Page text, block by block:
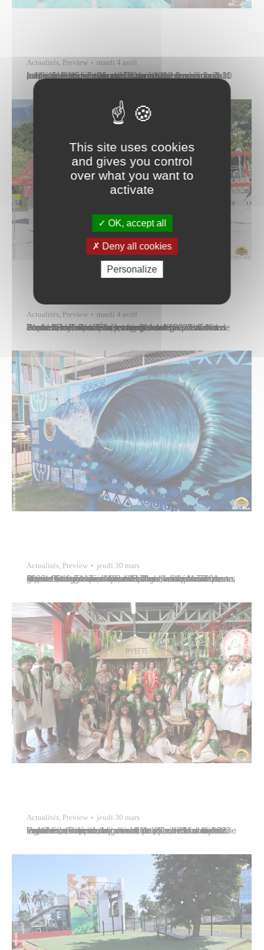
Actualités, Preview mardi 4 avril
La piscine municipale de Tipaerui sera fermée au public vendredi 7 et lundi 10 avril 2023 en raison du long week-end de Pâques. Ouverture samedi 8 pour une compétition et au public dimanche 9 avril de 7h30 à 11h45. Réouverture aux horaires habituels mardi 11 avril à 11 h 45.
Actualités, Preview mardi 4 avril
Steven Rey, conseiller municipal délégué à la Jeunesse et aux Sports, représentait la commune de Papeete lors de la cérémonie d’ouverture du Tahiti World Beach Pro Tour, le mardi 4 avril 2023 dans les Jardins de Paofai. Étaient également présents Naea Bennett, ministre de la jeunesse et de la prévention contre la délinquance en charge…
Actualités, Preview jeudi 30 mars
Maeva Colombani, adjointe déléguée à l’éducation, représentait Tavana Michel Buillard, maire de Papeete, lors de l’inauguration officielle d’une fresque murale géante à l’école Taimoana de Taunoa, ce jeudi 30 mars 2023. Georges Vanffaut, directeur de l’ecole Taimoana et membre du conseil municipal de la commune de Papeete et quelques élèves ont accueillis Naea Bennett, ministre…
Actualités, Preview jeudi 30 mars
La Ville de Papeete organisait du 27 au 29 mars 2023 le deuxième concours annuel du plus beau stand du marché municipal. Intitulé « ‘Upa’upa i te Makete no Papeete », ce concours confrontait entre eux divers secteurs d’activité du marché : textile, firifiri – fruits & légumes, vannerie, bijouterie, fleurs, curios et bijouterie fantaisie, sur le…
This site uses cookies
and gives you control
over what you want to
activate
OK, accept all
Deny all cookies
Personalize